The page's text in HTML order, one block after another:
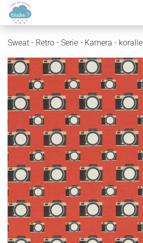
Sweat - Retro - Serie - Kamera - koralle